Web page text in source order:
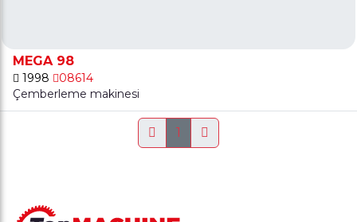
MEGA 98
1998
08614
Çemberleme makinesi
1